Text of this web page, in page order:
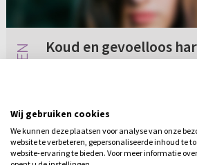
Koud en gevoelloos
was uit nieuwsgierigheid,
antwoorden. Ik was toen
God en Zijn Woord. Ik beg...
1 reactie
Wij gebruiken cookies
We kunnen deze plaatsen voor analyse van onze
website te verbeteren, gepersonaliseerde inhoud te
website-ervaring te bieden. Voor meer informatie